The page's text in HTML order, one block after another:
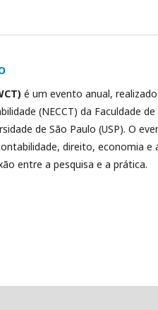
é um evento anual,
(NECCT) da Faculdade
de São Paulo (USP). O
direito, economia
entre a pesquisa e a prática.